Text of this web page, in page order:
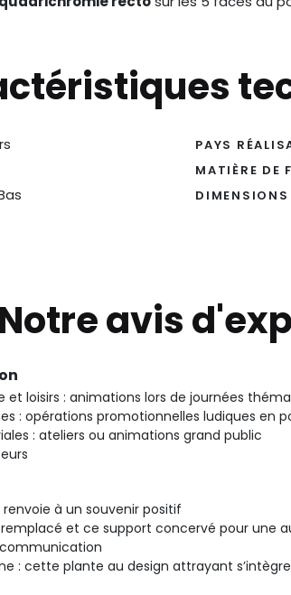
PAYS
MATIÈRE DE
DIMENSIONS
Notre avis
et loisirs : animations lors de journées
: opérations promotionnelles ludiques en
: ateliers ou animations grand public
à un souvenir positif
et ce support concervé pour une
: cette plante au design attrayant